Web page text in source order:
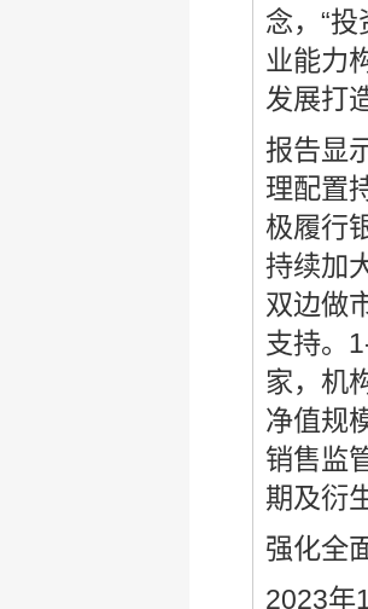
念，“
业能力
发展打
报告显
理配置
极履行
持续加
双边做
支持。
家，机
净值规
销售监
期及衍
强化全
2023年